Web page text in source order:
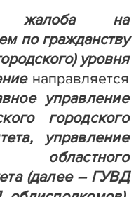
жалоба на
по гражданству
уровня
направляется
управление
городского
управление
(далее – ГУВД